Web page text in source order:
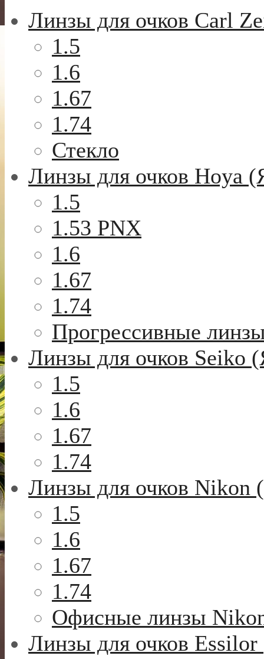
Линзы для очков Carl
1.5
1.6
1.67
1.74
Стекло
Линзы для очков Hoya
1.5
1.53 PNX
1.6
1.67
1.74
Прогрессивные
Линзы для очков Seiko
1.5
1.6
1.67
1.74
Линзы для очков Nikon
1.5
1.6
1.67
1.74
Офисные линзы
Линзы для очков